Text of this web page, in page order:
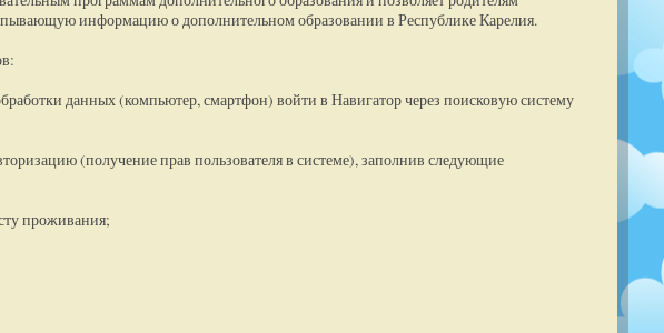
информацию о дополнительном образовании в Республике Карелия.
данных (компьютер, смартфон) войти в Навигатор через поисковую систему
(получение прав пользователя в системе), заполнив следующие
проживания;